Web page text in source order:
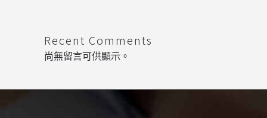
Recent Comments
尚無留言可供顯示。